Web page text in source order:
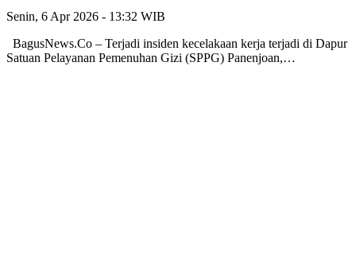
Senin, 6 Apr 2026 - 13:32 WIB
BagusNews.Co – Terjadi insiden kecelakaan kerja terjadi di Dapur
Satuan Pelayanan Pemenuhan Gizi (SPPG) Panenjoan,…